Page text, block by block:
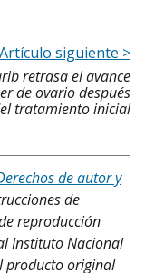
Artículo siguiente >
retrasa el avance
de ovario después
tratamiento inicial
de autor y
de
reproducción
Instituto Nacional
producto original